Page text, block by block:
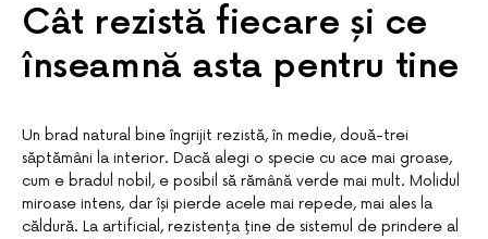
Cât rezistă fiecare și ce
înseamnă asta pentru tine
Un brad natural bine îngrijit rezistă, în medie, două-trei
săptămâni la interior. Dacă alegi o specie cu ace mai groase,
cum e bradul nobil, e posibil să rămână verde mai mult. Molidul
miroase intens, dar își pierde acele mai repede, mai ales la
căldură. La artificial, rezistența ține de sistemul de prindere al